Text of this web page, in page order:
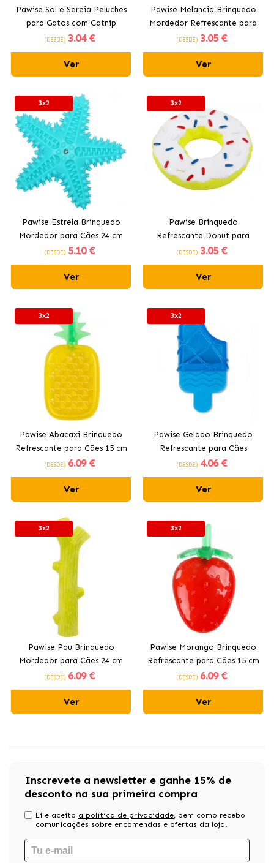
Pawise Sol e Sereia Peluches
para Gatos com Catnip
(DESDE) 3.04 €
Ver
Pawise Melancia Brinquedo
Mordedor Refrescante para
Cães 10 cm
(DESDE) 3.05 €
Ver
3x2
Pawise Estrela Brinquedo
Mordedor para Cães 24 cm
(DESDE) 5.10 €
Ver
3x2
Pawise Brinquedo
Refrescante Donut para
Cães
(DESDE) 3.05 €
Ver
3x2
Pawise Abacaxi Brinquedo
Refrescante para Cães 15 cm
(DESDE) 6.09 €
Ver
3x2
Pawise Gelado Brinquedo
Refrescante para Cães
(DESDE) 4.06 €
Ver
3x2
Pawise Pau Brinquedo
Mordedor para Cães 24 cm
(DESDE) 6.09 €
Ver
3x2
Pawise Morango Brinquedo
Refrescante para Cães 15 cm
(DESDE) 6.09 €
Ver
Inscrevete a newsletter e ganhe 15% de
desconto na sua primeira compra
Li e aceito a política de privacidade, bem como recebo
comunicações sobre encomendas e ofertas da loja.